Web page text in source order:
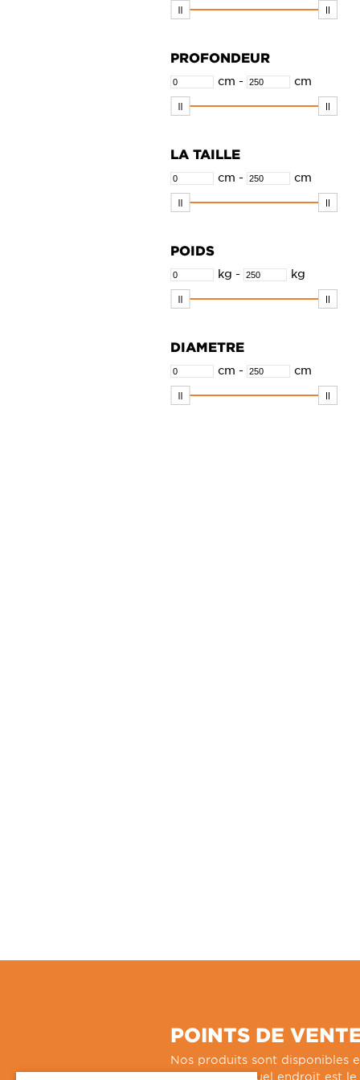
canon de fusil brossé
chêne foncé
chêne grec
galaxie noir
jaune
noir mat
or brossé
PROFONDEUR
cm - cm
LA TAILLE
cm - cm
POIDS
kg - kg
DIAMETRE
cm - cm
POINTS DE
Nos produits sont disponibles
ligne. Voyez quel endroit est